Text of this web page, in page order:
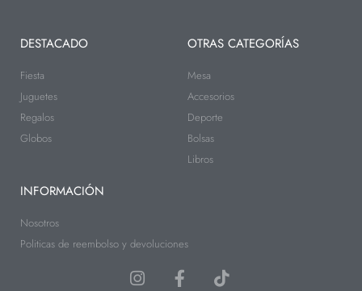
DESTACADO
Fiesta
Juguetes
Regalos
Globos
OTRAS CATEGORÍAS
Mesa
Accesorios
Deporte
Bolsas
Libros
INFORMACIÓN
Nosotros
Politicas de reembolso y devoluciones
I
F
T